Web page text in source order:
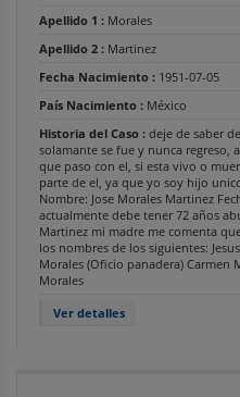
Apellido 1 : Morales
Apellido 2 : Martinez
Fecha Nacimiento : 1951-07-05
País Nacimiento : México
Historia del Caso : deje de saber
solamante se fue y nunca regreso,
que paso con el, si esta vivo o
parte de el, ya que yo soy hijo
Nombre: Jose Morales Martinez
actualmente debe tener 72 años
Martinez mi madre me comenta
los nombres de los siguientes:
Morales (Oficio panadera) Carmen
Morales
Ver detalles